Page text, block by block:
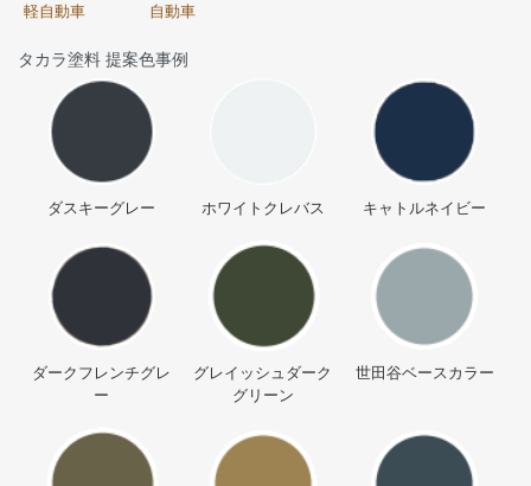
軽自動車
自動車
タカラ塗料 提案色事例
ダスキーグレー ホワイトクレバス キャトルネイビー
ダークフレンチグレ
ー
グレイッシュダーク
グリーン
世田谷ベースカラー